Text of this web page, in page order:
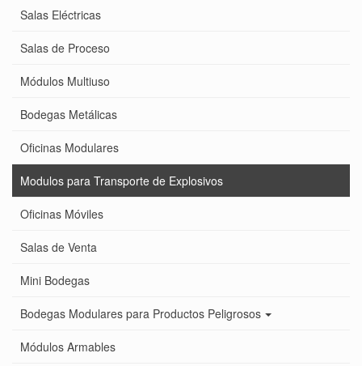
Salas Eléctricas
Salas de Proceso
Módulos Multiuso
Bodegas Metálicas
Oficinas Modulares
Modulos para Transporte de Explosivos
Oficinas Móviles
Salas de Venta
Mini Bodegas
Bodegas Modulares para Productos Peligrosos
Módulos Armables